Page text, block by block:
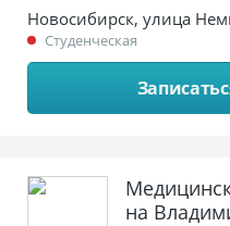
Новосибирск, улица
Студенческая
на